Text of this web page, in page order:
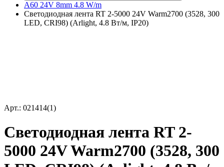
A60 24V 8mm 4.8 W/m
Светодиодная лента RT 2-5000 24V Warm2700 (3528, 300
LED, CRI98) (Arlight, 4.8 Вт/м, IP20)
Арт.: 021414(1)
Светодиодная лента RT 2-
5000 24V Warm2700 (3528, 300